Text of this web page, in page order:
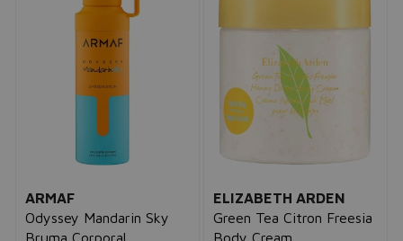
ARMAF
Odyssey Mandarin Sky
Bruma Corporal
ELIZABETH ARDEN
Green Tea Citron Freesia
Body Cream